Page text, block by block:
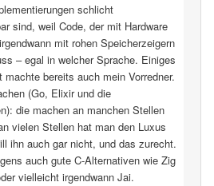
schlicht
sind, weil Code, der mit Hardware
mit rohen Speicherzeigern
– egal in welcher Sprache. Einiges
machte bereits auch mein Vorredner.
(Go, Elixir und die
die machen an manchen Stellen
vielen Stellen hat man den Luxus
ihn auch gar nicht, und das zurecht.
auch gute C-Alternativen wie Zig
vielleicht irgendwann Jai.